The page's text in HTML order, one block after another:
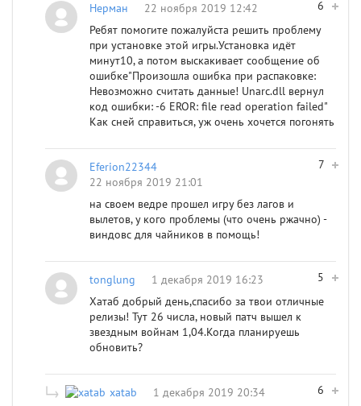
6
Нерман
22 ноября 2019 12:42
Ребят помогите пожалуйста решить проблему
при установке этой игры.Установка идёт
минут10, а потом выскакивает сообщение об
ошибке"Произошла ошибка при распаковке:
Невозможно считать данные! Unarc.dll вернул
код ошибки: -6 EROR: file read operation failed"
Как сней справиться, уж очень хочется погонять
7
Eferion22344
22 ноября 2019 21:01
на своем ведре прошел игру без лагов и
вылетов, у кого проблемы (что очень ржачно) -
виндовс для чайников в помощь!
5
tonglung
1 декабря 2019 16:23
Хатаб добрый день,спасибо за твои отличные
релизы! Тут 26 числа, новый патч вышел к
звездным войнам 1,04.Когда планируешь
обновить?
6
xatab
1 декабря 2019 20:34